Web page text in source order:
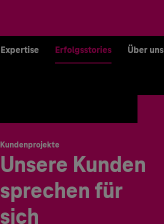
Expertise Erfolgsstories Über uns
Kundenprojekte
Unsere Kunden
sprechen für
sich